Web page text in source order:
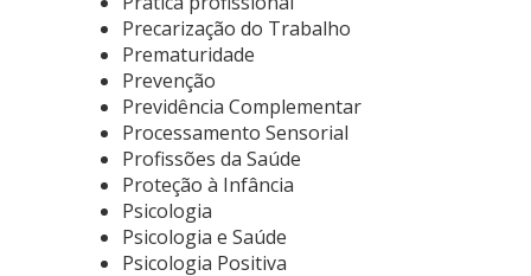
Precarização do Trabalho
Prematuridade
Prevenção
Previdência Complementar
Processamento Sensorial
Profissões da Saúde
Proteção à Infância
Psicologia
Psicologia e Saúde
Psicologia Positiva